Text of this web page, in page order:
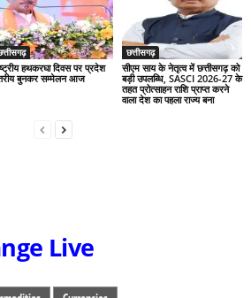
हथकरघा दिवस पर प्रदेश
बुनकर सम्मेलन आज
छत्तीसगढ़
सीएम साय के नेतृत्व में छत्तीसगढ़ को
बड़ी उपलब्धि, SASCI 2026-27 के
तहत प्रोत्साहन राशि प्राप्त करने
वाला देश का पहला राज्य बना
Live